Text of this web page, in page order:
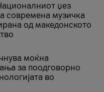
џез
современа музичка
од македонското
моќна
за поодговорно
во